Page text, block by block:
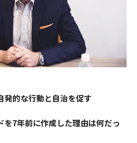
発的な行動と自治を促す
7年前に作成した理由は何だっ